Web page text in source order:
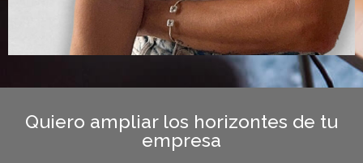
Quiero ampliar los horizontes de tu
empresa